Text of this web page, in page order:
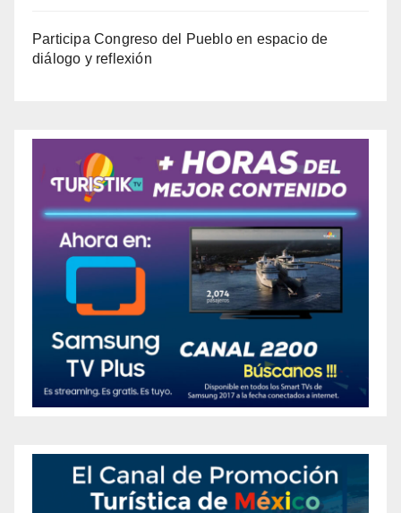
Participa Congreso del Pueblo en espacio de
diálogo y reflexión